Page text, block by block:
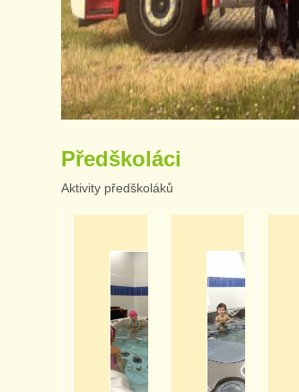
Předškoláci
Aktivity předškoláků